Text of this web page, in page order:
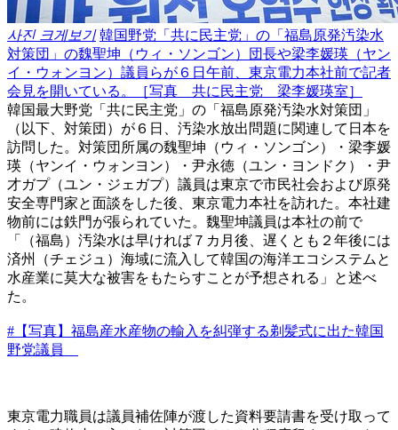
사진 크게보기 韓国野党「共に民主党」の「福島原発汚染水
対策団」の魏聖坤（ウィ・ソンゴン）団長や梁李媛瑛（ヤン
イ・ウォンヨン）議員らが６日午前、東京電力本社前で記者
会見を開いている。［写真 共に民主党 梁李媛瑛室］
韓国最大野党「共に民主党」の「福島原発汚染水対策団」
（以下、対策団）が６日、汚染水放出問題に関連して日本を
訪問した。対策団所属の魏聖坤（ウィ・ソンゴン）・梁李媛
瑛（ヤンイ・ウォンヨン）・尹永徳（ユン・ヨンドク）・尹
才ガプ（ユン・ジェガプ）議員は東京で市民社会および原発
安全専門家と面談をした後、東京電力本社を訪れた。本社建
物前には鉄門が張られていた。魏聖坤議員は本社の前で
「（福島）汚染水は早ければ７カ月後、遅くとも２年後には
済州（チェジュ）海域に流入して韓国の海洋エコシステムと
水産業に莫大な被害をもたらすことが予想される」と述べ
た。
#【写真】福島産水産物の輸入を糾弾する剃髪式に出た韓国
野党議員
東京電力職員は議員補佐陣が渡した資料要請書を受け取って